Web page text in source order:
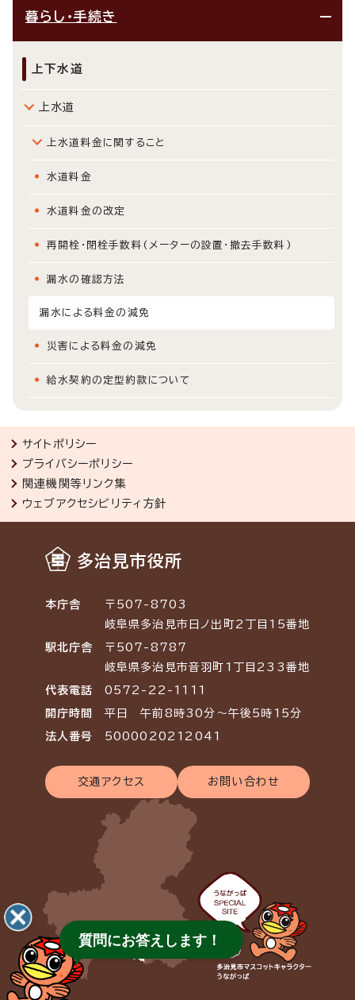
暮らし・手続き
上下水道
上水道
上水道料金に関すること
水道料金
水道料金の改定
再開栓・閉栓手数料(メーターの設置・撤去手数料)
漏水の確認方法
漏水による料金の減免
災害による料金の減免
給水契約の定型約款について
サイトポリシー
プライバシーポリシー
関連機関等リンク集
ウェブアクセシビリティ方針
多治見市役所
本庁舎
〒507-8703
岐阜県多治見市日ノ出町2丁目15番地
駅北庁舎
〒507-8787
岐阜県多治見市音羽町1丁目233番地
代表電話 0572-22-1111
開庁時間 平日 午前8時30分～午後5時15分
法人番号 5000020212041
交通アクセス お問い合わせ
質問にお答えします！